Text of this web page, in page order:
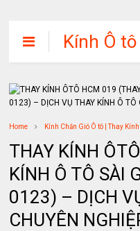
Kính Ô tô
Home Kính Chắn Gió Ô tô | Thay
THAY KÍNH
KÍNH Ô TÔ SÀI
0123) – DỊCH
CHUYÊN